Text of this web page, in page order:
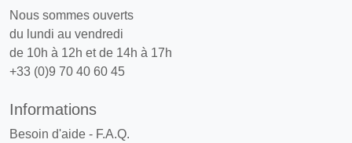
Nous sommes ouverts
du lundi au vendredi
de 10h à 12h et de 14h à 17h
+33 (0)9 70 40 60 45
Informations
Besoin d'aide - F.A.Q.